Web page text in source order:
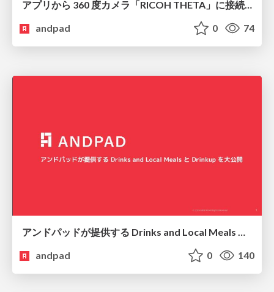
andpad
0 74
アンドパッドが提供する Drinks and Local Meals と Drinkup を大公開
andpad
0 140